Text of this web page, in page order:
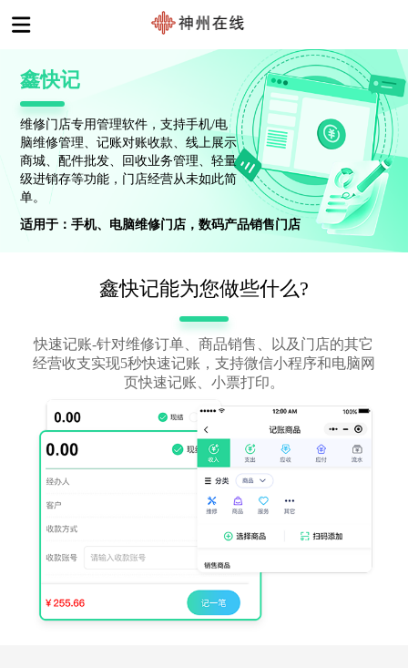
鑫快记
维修门店专用管理软件，支持手机/电
脑维修管理、记账对账收款、线上展示
商城、配件批发、回收业务管理、轻量
级进销存等功能，门店经营从未如此简
单。
适用于：手机、电脑维修门店，数码产品销售门店
鑫快记能为您做些什么?
快速记账-针对维修订单、商品销售、以及门店的其它
经营收支实现5秒快速记账，支持微信小程序和电脑网
页快速记账、小票打印。